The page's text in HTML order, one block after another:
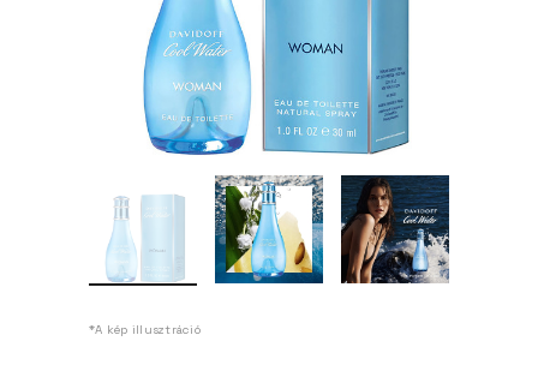
*A kép illusztráció